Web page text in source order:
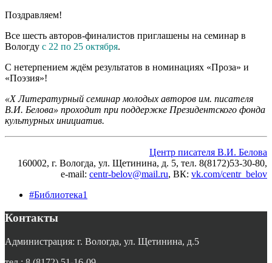
Поздравляем!
Все шесть авторов-финалистов приглашены на семинар в
Вологду с 22 по 25 октября.
С нетерпением ждём результатов в номинациях «Проза» и
«Поэзия»!
«X Литературный семинар молодых авторов им. писателя
В.И. Белова» проходит при поддержке Президентского фонда
культурных инициатив.
Центр писателя В.И. Белова
160002, г. Вологда, ул. Щетинина, д. 5, тел. 8(8172)53-30-80,
e-mail: centr-belov@mail.ru, ВК: vk.com/centr_belov
#Библиотека1
Контакты
Администрация: г. Вологда, ул. Щетинина, д.5